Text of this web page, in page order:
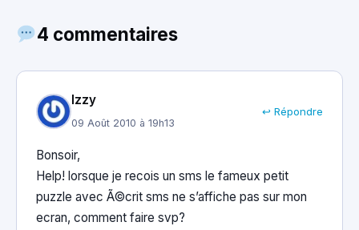
4 commentaires
Izzy
09 Août 2010 à 19h13
↩ Répondre
Bonsoir,
Help! lorsque je recois un sms le fameux petit
puzzle avec Ã©crit sms ne s’affiche pas sur mon
ecran, comment faire svp?